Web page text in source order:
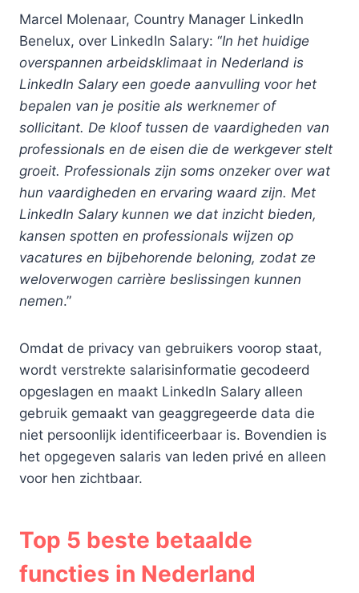
Marcel Molenaar, Country Manager LinkedIn
Benelux, over LinkedIn Salary: “In het huidige
overspannen arbeidsklimaat in Nederland is
LinkedIn Salary een goede aanvulling voor het
bepalen van je positie als werknemer of
sollicitant. De kloof tussen de vaardigheden van
professionals en de eisen die de werkgever stelt
groeit. Professionals zijn soms onzeker over wat
hun vaardigheden en ervaring waard zijn. Met
LinkedIn Salary kunnen we dat inzicht bieden,
kansen spotten en professionals wijzen op
vacatures en bijbehorende beloning, zodat ze
weloverwogen carrière beslissingen kunnen
nemen.”
Omdat de privacy van gebruikers voorop staat,
wordt verstrekte salarisinformatie gecodeerd
opgeslagen en maakt LinkedIn Salary alleen
gebruik gemaakt van geaggregeerde data die
niet persoonlijk identificeerbaar is. Bovendien is
het opgegeven salaris van leden privé en alleen
voor hen zichtbaar.
Top 5 beste betaalde
functies in Nederland